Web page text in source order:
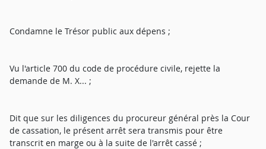
Condamne le Trésor public aux dépens ;
Vu l'article 700 du code de procédure civile, rejette la
demande de M. X... ;
Dit que sur les diligences du procureur général près la Cour
de cassation, le présent arrêt sera transmis pour être
transcrit en marge ou à la suite de l'arrêt cassé ;